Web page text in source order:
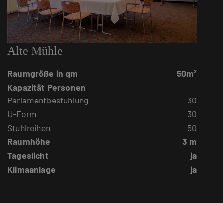
Alte Mühle
Raumgröße in qm
50m²
Kapazität Personen
Parlamentbestuhlung
30
U-Form
30
Stuhlreihen
50
Raumhöhe
3 m
Tageslicht
ja
Klimaanlage
ja